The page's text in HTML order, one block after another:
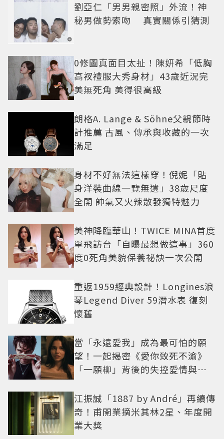
劉亞仁「男男親密照」外流！神
秘男做勢索吻 真實關係引猜測
0修圖真面目太扯！陳妍希「低胸
高衩禮服大秀身材」43歲近況完
美無死角 美得很高級
朗格A. Lange & Söhne父親節時
計推薦 古風、傳承與收藏的一次
滿足
身材不好無法這樣穿！倪妮「貼
身洋裝曲線一覽無遺」38歲尺度
全開 帥氣又火辣散發獨特魅力
美神降臨華山！TWICE MINA首度
單飛訪台「自曝最想做這事」360
度0死角美貌保養祕訣一次公開
重返1959經典設計！Longines浪
琴Legend Diver 59潛水表 復刻
懷舊
當「永遠愛我」成為最可怕的願
望！一起揭密《愛你致死不渝》
「一願柳」背後的失控愛情與爆
江振誠「1887 by André」再續傳
奇！甫開業摘米其林2星、年度開
業大獎